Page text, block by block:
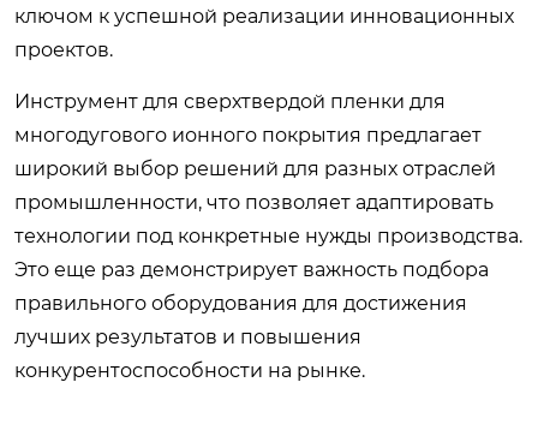
ключом к успешной реализации инновационных
проектов.
Инструмент для сверхтвердой пленки для
многодугового ионного покрытия предлагает
широкий выбор решений для разных отраслей
промышленности, что позволяет адаптировать
технологии под конкретные нужды производства.
Это еще раз демонстрирует важность подбора
правильного оборудования для достижения
лучших результатов и повышения
конкурентоспособности на рынке.